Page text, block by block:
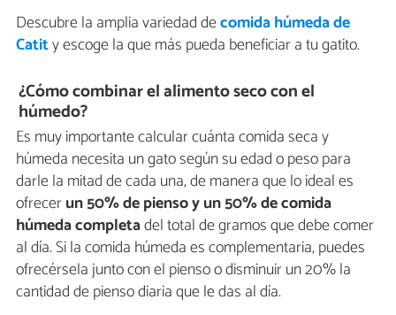
Descubre la amplia variedad decomida húmeda de
Catity escoge la que más pueda beneficiar a tu gatito.
¿Cómo combinar el alimento seco con el
húmedo?
Es muy importante calcular cuánta comida seca y
húmeda necesita un gato según su edad o peso para
darle la mitad de cada una, de manera que lo ideal es
ofrecerun 50% de pienso y un 50% de comida
húmeda completadel total de gramos que debe comer
al día. Si la comida húmeda es complementaria, puedes
ofrecérsela junto con el pienso o disminuir un 20% la
cantidad de pienso diaria que le das al día.